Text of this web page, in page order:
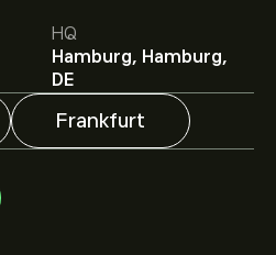
HQ
Hamburg, Hamburg,
DE
Frankfurt
voor CTS Eventim is 59.20‎€‎.
gedetailleerde
koersdoelen.
voor CTS Eventim
financiële rapporten en
meest recente voorspelling
CTS Eventim is 5.64B‎€‎